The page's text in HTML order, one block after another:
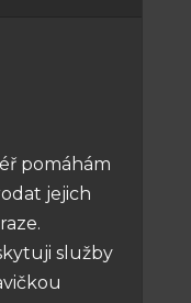
pomáhám
jejich
služby